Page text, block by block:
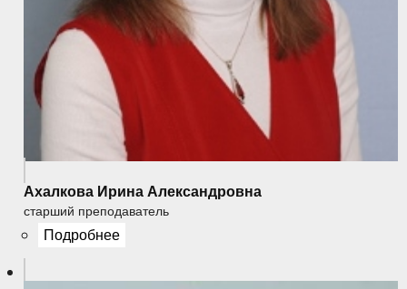
Ахалкова Ирина Александровна
старший преподаватель
Подробнее